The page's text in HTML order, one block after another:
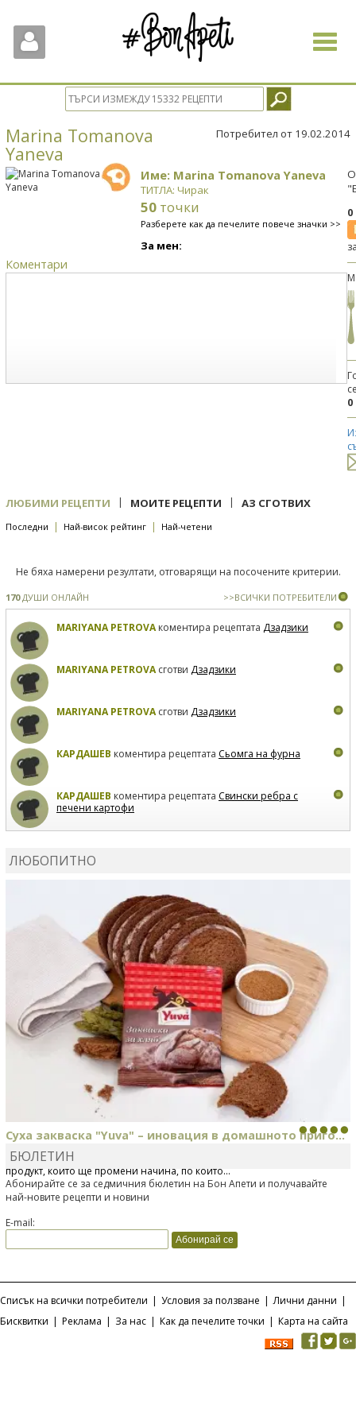
Toggle
Marina Tomanova
Yaneva
Потребител от 19.02.2014
Име: Marina Tomanova Yaneva
ТИТЛА: Чирак
50 точки
Разберете как да печелите повече значки >>
За мен:
Коментари
0
ЛЮБИМИ РЕЦЕПТИ | МОИТЕ РЕЦЕПТИ | АЗ СГОТВИХ
Последни | Най-висок рейтинг | Най-четени
Не бяха намерени резултати, отговарящи на посочените критерии.
170ДУШИ ОНЛАЙН >>ВСИЧКИ ПОТРЕБИТЕЛИ
MARIYANA PETROVAкоментира рецептата Дзадзики
MARIYANA PETROVAсготви Дзадзики
MARIYANA PETROVAсготви Дзадзики
КАРДАШЕВ коментира рецептата Сьомга на фурна
КАРДАШЕВ коментира рецептата Свински ребра с
печени картофи
ЛЮБОПИТНО
Суха закваска "Yuva" – иновация в домашното приго...
Отскоро Лесафр България стартира предлагането на изцяло нов
продукт, който ще промени начина, по който...
БЮЛЕТИН
Абонирайте се за седмичния бюлетин на Бон Апети и получавайте
най-новите рецепти и новини
E-mail:
Списък на всички потребители | Условия за ползване | Лични данни |
Бисквитки | Реклама | За нас | Как да печелите точки | Карта на сайта